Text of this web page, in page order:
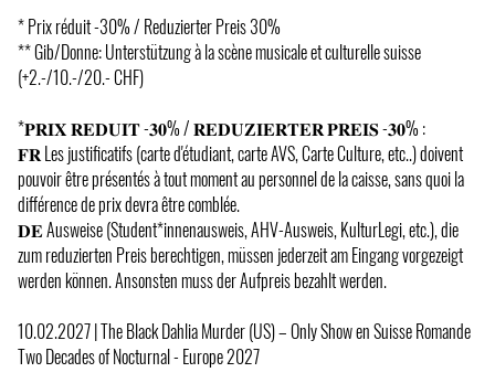
* Prix réduit -30% / Reduzierter Preis 30%
** Gib/Donne: Unterstützung à la scène musicale et culturelle suisse
(+2.-/10.-/20.- CHF)
*𝐏𝐑𝐈𝐗 𝐑𝐄𝐃𝐔𝐈𝐓 -𝟑𝟎% / 𝐑𝐄𝐃𝐔𝐙𝐈𝐄𝐑𝐓𝐄𝐑 𝐏𝐑𝐄𝐈𝐒 -𝟑𝟎% :
𝐅𝐑 Les justificatifs (carte d'étudiant, carte AVS, Carte Culture, etc..) doivent
pouvoir être présentés à tout moment au personnel de la caisse, sans quoi la
différence de prix devra être comblée.
𝐃𝐄 Ausweise (Student*innenausweis, AHV-Ausweis, KulturLegi, etc.), die
zum reduzierten Preis berechtigen, müssen jederzeit am Eingang vorgezeigt
werden können. Ansonsten muss der Aufpreis bezahlt werden.
10.02.2027 | The Black Dahlia Murder (US) – Only Show en Suisse Romande
Two Decades of Nocturnal - Europe 2027